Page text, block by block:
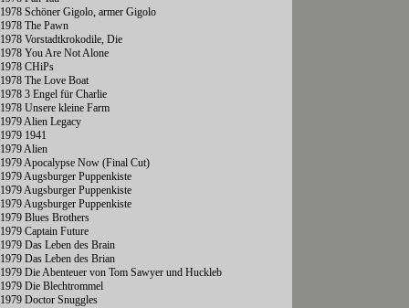
1978 Schöner Gigolo, armer Gigolo
1978 The Pawn
1978 Vorstadtkrokodile, Die
1978 You Are Not Alone
1978 CHiPs
1978 The Love Boat
1978 3 Engel für Charlie
1978 Unsere kleine Farm
1979 Alien Legacy
1979 1941
1979 Alien
1979 Apocalypse Now (Final Cut)
1979 Augsburger Puppenkiste
1979 Augsburger Puppenkiste
1979 Augsburger Puppenkiste
1979 Blues Brothers
1979 Captain Future
1979 Das Leben des Brain
1979 Das Leben des Brian
1979 Die Abenteuer von Tom Sawyer und Huckleb
1979 Die Blechtrommel
1979 Doctor Snuggles